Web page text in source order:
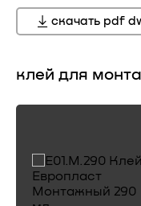
скачать pdf
клей для